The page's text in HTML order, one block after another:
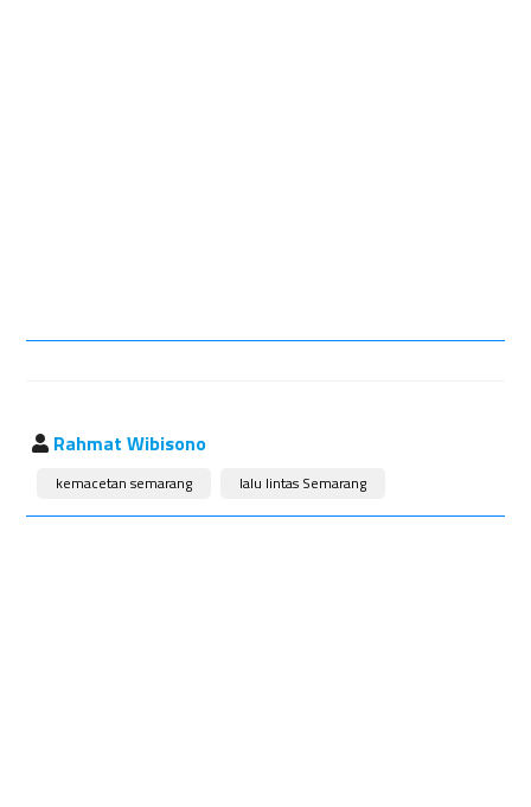
Rahmat Wibisono
kemacetan semarang lalu lintas Semarang